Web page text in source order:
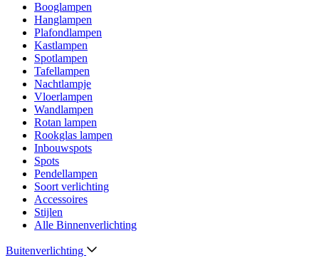
Booglampen
Hanglampen
Plafondlampen
Kastlampen
Spotlampen
Tafellampen
Nachtlampje
Vloerlampen
Wandlampen
Rotan lampen
Rookglas lampen
Inbouwspots
Spots
Pendellampen
Soort verlichting
Accessoires
Stijlen
Alle Binnenverlichting
Buitenverlichting